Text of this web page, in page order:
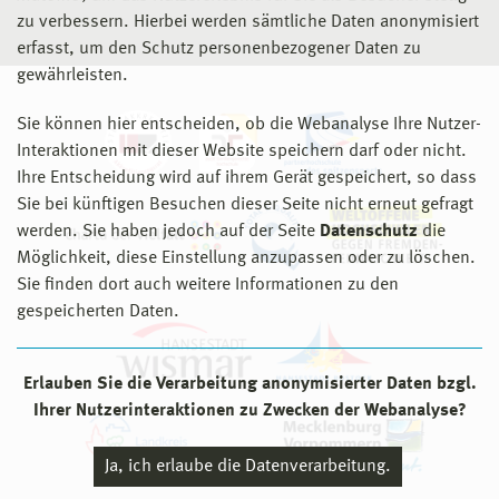
zu verbessern. Hierbei werden sämtliche Daten anonymisiert
erfasst, um den Schutz personenbezogener Daten zu
gewährleisten.
Sie können hier entscheiden, ob die Webanalyse Ihre Nutzer-
Interaktionen mit dieser Website speichern darf oder nicht.
Ihre Entscheidung wird auf ihrem Gerät gespeichert, so dass
Sie bei künftigen Besuchen dieser Seite nicht erneut gefragt
werden. Sie haben jedoch auf der Seite Datenschutz die
Möglichkeit, diese Einstellung anzupassen oder zu löschen.
Sie finden dort auch weitere Informationen zu den
gespeicherten Daten.
Erlauben Sie die Verarbeitung anonymisierter Daten bzgl.
Ihrer Nutzerinteraktionen zu Zwecken der Webanalyse?
Ja, ich erlaube die Datenverarbeitung.